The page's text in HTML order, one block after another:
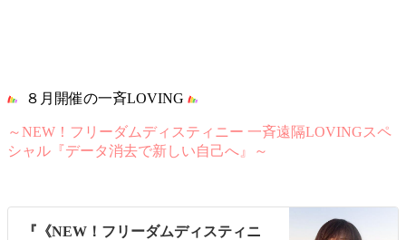
８月開催の一斉LOVING
～NEW！フリーダムディスティニー 一斉遠隔LOVINGスペ
シャル『データ消去で新しい自己へ』～
『《NEW！フリーダムディスティニ